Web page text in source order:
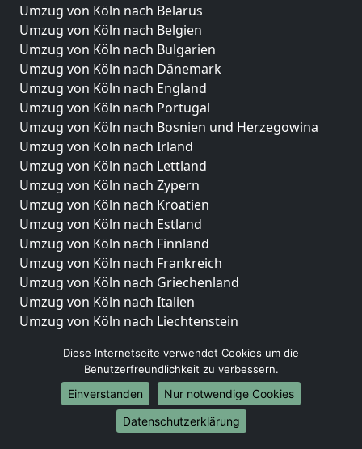
Umzug von Köln nach Belarus
Umzug von Köln nach Belgien
Umzug von Köln nach Bulgarien
Umzug von Köln nach Dänemark
Umzug von Köln nach England
Umzug von Köln nach Portugal
Umzug von Köln nach Bosnien und Herzegowina
Umzug von Köln nach Irland
Umzug von Köln nach Lettland
Umzug von Köln nach Zypern
Umzug von Köln nach Kroatien
Umzug von Köln nach Estland
Umzug von Köln nach Finnland
Umzug von Köln nach Frankreich
Umzug von Köln nach Griechenland
Umzug von Köln nach Italien
Umzug von Köln nach Liechtenstein
Umzug von Köln nach Niederlande
Umzug von Köln nach Norwegen
Umzüge-Deutschlandweit
Umzug von Köln nach Berlin
Diese Internetseite verwendet Cookies um die
Benutzerfreundlichkeit zu verbessern.
Einverstanden
Nur notwendige Cookies
Datenschutzerklärung